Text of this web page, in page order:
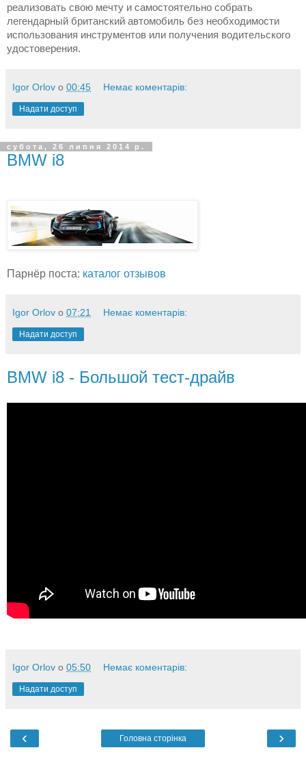
реализовать свою мечту и самостоятельно собрать
легендарный британский автомобиль без необходимости
использования инструментов или получения водительского
удостоверения.
Igor Orlov о 00:45 Немає коментарів:
Надати доступ
субота, 26 липня 2014 р.
BMW i8
Парнёр поста: каталог отзывов
Igor Orlov о 07:21 Немає коментарів:
Надати доступ
BMW i8 - Большой тест-драйв
Igor Orlov о 05:50 Немає коментарів:
Надати доступ
‹ ›
Головна сторінка